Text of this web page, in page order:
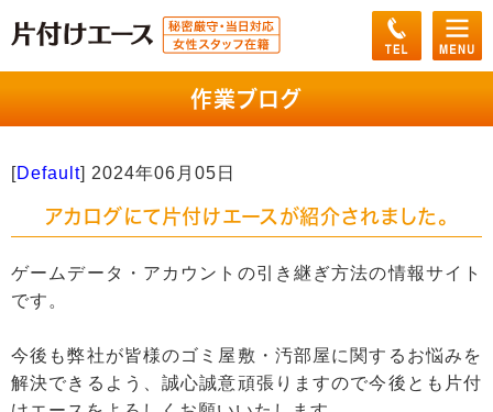
作業ブログ
[Default] 2024年06月05日
アカログにて片付けエースが紹介されました。
ゲームデータ・アカウントの引き継ぎ方法の情報サイト
です。
今後も弊社が皆様のゴミ屋敷・汚部屋に関するお悩みを
解決できるよう、誠心誠意頑張りますので今後とも片付